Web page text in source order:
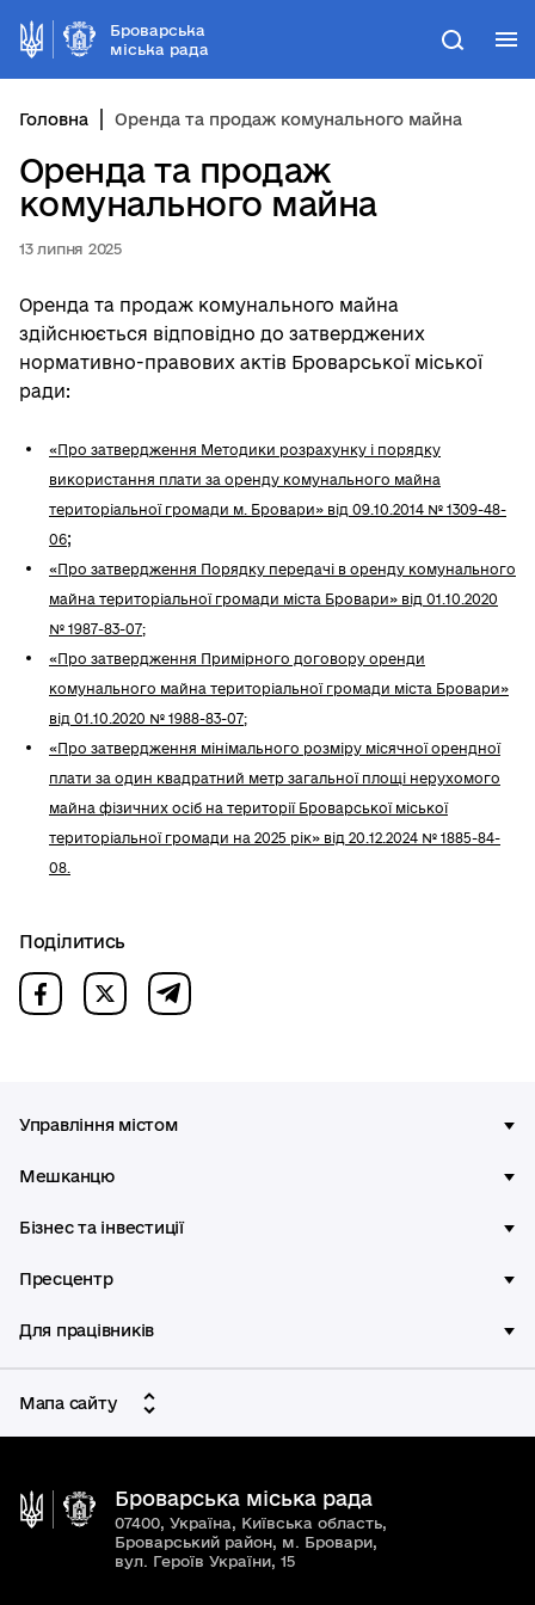
Броварська
міська рада
Пошук
Головна Оренда та продаж комунального майна
Оренда та продаж
комунального майна
13 липня 2025
Оренда та продаж комунального майна
здійснюється відповідно до затверджених
нормативно-правових актів Броварської міської
ради:
«Про затвердження Методики розрахунку і порядку
використання плати за оренду комунального майна
територіальної громади м. Бровари» від 09.10.2014 № 1309-48-
06;
«Про затвердження Порядку передачі в оренду комунального
майна територіальної громади міста Бровари» від 01.10.2020
№ 1987-83-07;
«Про затвердження Примірного договору оренди
комунального майна територіальної громади міста Бровари»
від 01.10.2020 № 1988-83-07;
«Про затвердження мінімального розміру місячної орендної
плати за один квадратний метр загальної площі нерухомого
майна фізичних осіб на території Броварської міської
територіальної громади на 2025 рік» від 20.12.2024 № 1885-84-
08.
Поділитись
Управління містом
Мешканцю
Бізнес та інвестиції
Пресцентр
Для працівників
Мапа сайту
Броварська міська рада
07400, Україна, Київська область,
Броварський район, м. Бровари,
вул. Героїв України, 15